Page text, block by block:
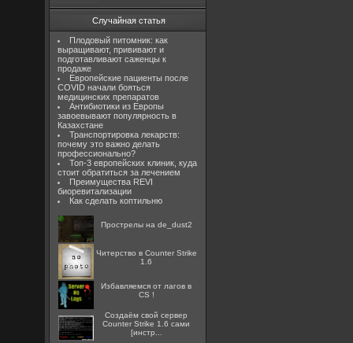
Случайная статья
Плодовый питомник: как
выращивают, прививают и
подготавливают саженцы к
продаже
Европейские пациенты после
COVID начали бояться
медицинских препаратов
Антибиотики из Европы
завоевывают популярность в
Казахстане
Транспортировка лекарств:
почему это важно делать
профессионально?
Топ-3 европейских клиник, куда
стоит обратиться за лечением
Преимущества REVI
биоревитализации
Как сделать коптильню
Прострелы на de_dust2
Читерство в Counter Strike
1.6
Избавляемся от лагов в
CS !
Создаём свой сервер
Counter Strike 1.6 сами
[инстр...